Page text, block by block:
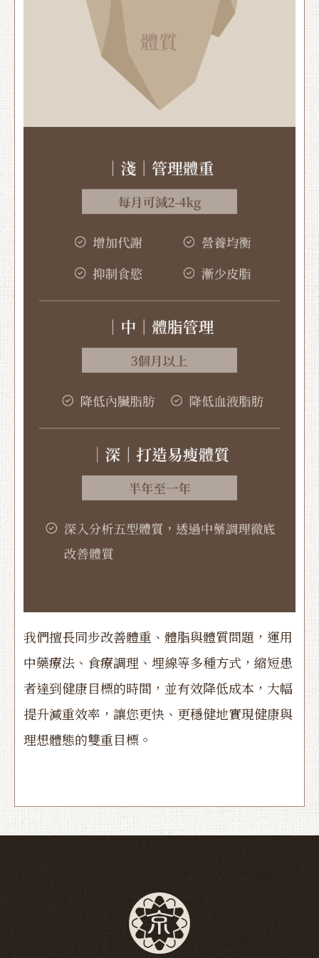
我們擅長同步改善體重、體脂與體質問題，運用
中藥療法、食療調理、埋線等多種方式，縮短患
者達到健康目標的時間，並有效降低成本，大幅
提升減重效率，讓您更快、更穩健地實現健康與
理想體態的雙重目標。